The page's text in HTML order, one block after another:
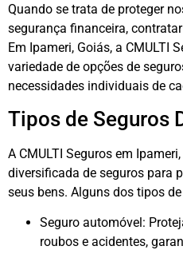
Quando se trata de proteger
segurança financeira,
Em Ipameri, Goiás, a CMULTI
variedade de opções de
necessidades individuais de
Tipos de Seguros
A CMULTI Seguros em
diversificada de seguros para
seus bens. Alguns dos tipos
Seguro automóvel:
roubos e acidentes,